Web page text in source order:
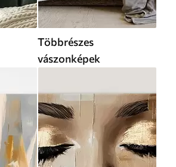
Többrészes
vászonképek